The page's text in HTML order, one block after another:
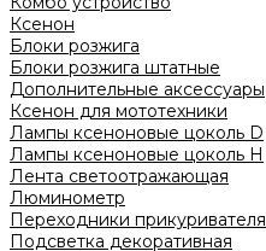
Ксенон
Блоки розжига
Блоки розжига штатные
Дополнительные аксессуары
Ксенон для мототехники
Лампы ксеноновые цоколь D
Лампы ксеноновые цоколь H
Лента светоотражающая
Люминометр
Переходники прикуривателя
Подсветка декоративная